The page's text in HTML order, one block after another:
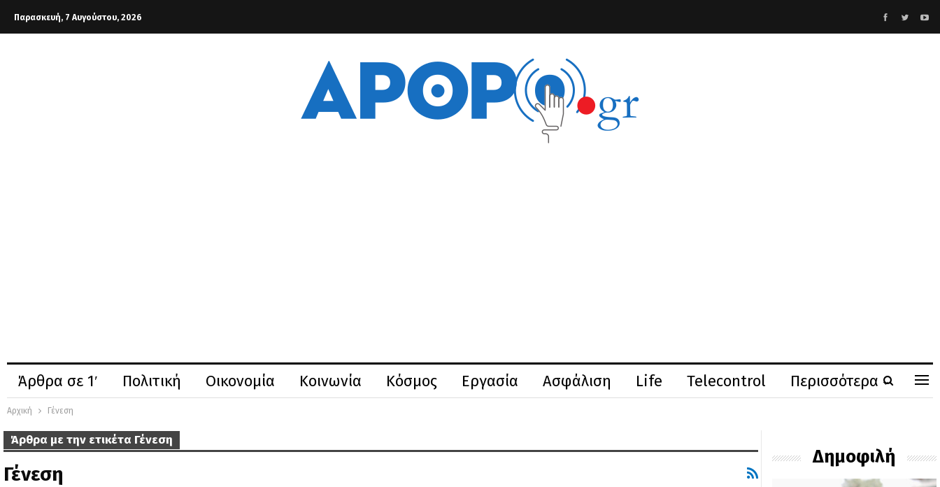
Παρασκευή, 7 Αυγούστου, 2026
Άρθρα σε 1′ Πολιτική Οικονομία Κοινωνία Κόσμος Εργασία Ασφάλιση Life Telecontrol Περισσότερα
Αρχική Γένεση
Άρθρα με την ετικέτα Γένεση
Γένεση
Δημοφιλή